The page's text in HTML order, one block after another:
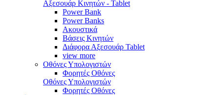
Αξεσουάρ Κινητών - Tablet
Power Bank
Power Banks
Ακουστικά
Βάσεις Κινητών
Διάφορα Αξεσουάρ Tablet
view more
Οθόνες Υπολογιστών
Φορητές Οθόνες
Οθόνες Υπολογιστών
Φορητές Οθόνες